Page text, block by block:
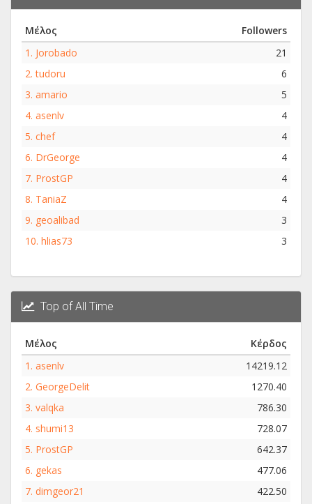
Μέλος
Followers
1. Jorobado
21
2.tudoru
6
3. amario
5
4. asenlv
4
5. chef
4
6. DrGeorge
4
7. ProstGP
4
8. TaniaZ
4
9. geoalibad
3
10. hlias73 3
Top of All Time
Μέλος
Κέρδος
1. asenlv
14219.12
2. GeorgeDelit
1270.40
3. valqka
786.30
4. shumi13
728.07
5. ProstGP
642.37
6. gekas
477.06
7. dimgeor21
422.50